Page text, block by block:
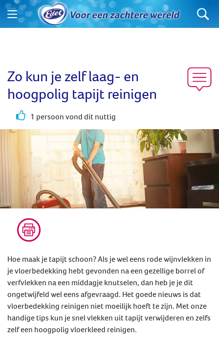
Zo kun je zelf laag- en
hoogpolig tapijt reinigen
1 persoon vond dit nuttig
Hoe maak je tapijt schoon? Als je wel eens rode wijnvlekken in
je vloerbedekking hebt gevonden na een gezellige borrel of
verfvlekken na een middagje knutselen, dan heb je je dit
ongetwijfeld wel eens afgevraagd. Het goede nieuws is dat
vloerbedekking reinigen niet moeilijk hoeft te zijn. Met onze
handige tips kun je snel vlekken uit tapijt verwijderen en zelfs
zelf een hoogpolig vloerkleed reinigen.